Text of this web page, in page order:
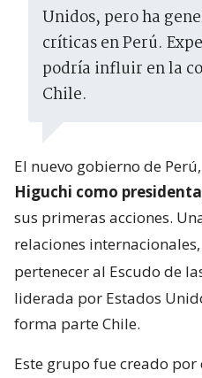
Unidos, pero ha
críticas en Perú.
podría influir en la
Chile.
El nuevo gobierno de
Higuchi como presidenta
sus primeras acciones.
relaciones internacionales,
pertenecer al Escudo de
liderada por Estados
forma parte Chile.
Este grupo fue creado